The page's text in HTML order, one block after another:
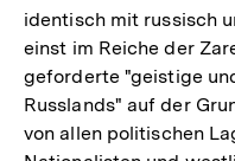
identisch mit russisch
einst im Reiche der
geforderte "geistige
Russlands" auf der
von allen politischen